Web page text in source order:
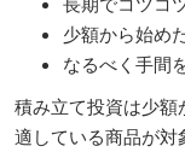
少額から始め
なるべく手間
積み立て投資は少額
適している商品が対